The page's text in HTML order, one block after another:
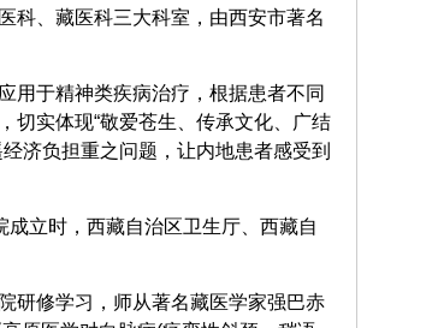
科、藏医科三大科室，由西安市著名
用于精神类疾病治疗，根据患者不同
切实体现“敬爱苍生、传承文化、广结
济负担重之问题，让内地患者感受到
成立时，西藏自治区卫生厅、西藏自
研修学习，师从著名藏医学家强巴赤